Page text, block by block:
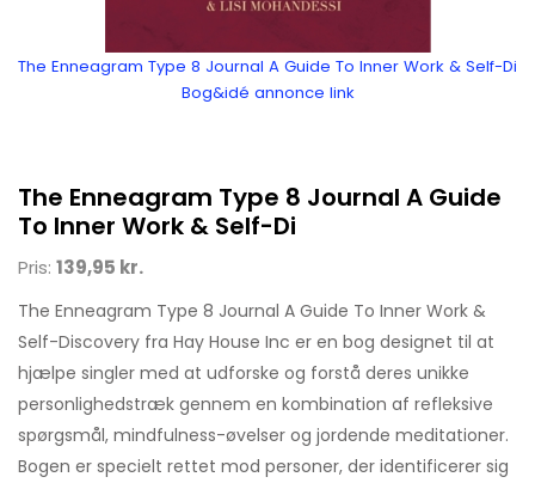
The Enneagram Type 8 Journal A Guide To Inner Work & Self-Di
Bog&idé annonce link
The Enneagram Type 8 Journal A Guide
To Inner Work & Self-Di
Pris: 139,95 kr.
The Enneagram Type 8 Journal A Guide To Inner Work &
Self-Discovery fra Hay House Inc er en bog designet til at
hjælpe singler med at udforske og forstå deres unikke
personlighedstræk gennem en kombination af refleksive
spørgsmål, mindfulness-øvelser og jordende meditationer.
Bogen er specielt rettet mod personer, der identificerer sig